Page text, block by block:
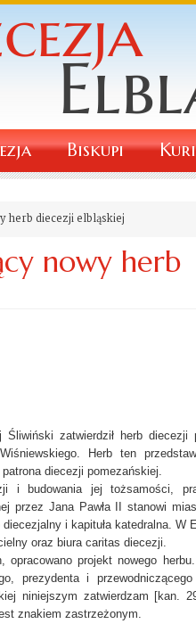
Biskupi
herb diecezji elbląskiej
nowy herb
zatwierdził herb diecezji
Herb ten
diecezji pomezańskiej.
i budowania jej tożsamości,
przez Jana Pawła II stanowi
i kapituła katedralna. W
oraz biura caritas diecezji.
projekt nowego
prezydenta i
niniejszym zatwierdzam [kan.
znakiem zastrzeżonym.